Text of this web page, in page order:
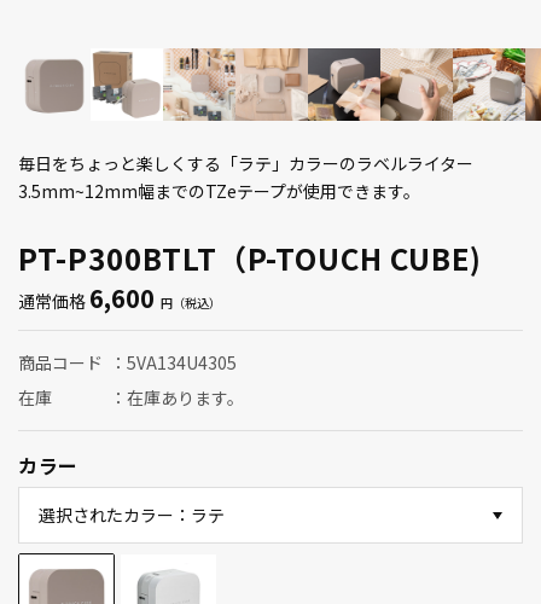
PT-P300BTLT（P-TOUCH CUBE)
毎日をちょっと楽しくする「ラテ」カラーのラベルライター
3.5mm~12mm幅までのTZeテープが使用できます。
通常価格 6,600
商品コード
5VA134U4305
在庫
在庫あります。
カラー
選択されたカラー：ラテ